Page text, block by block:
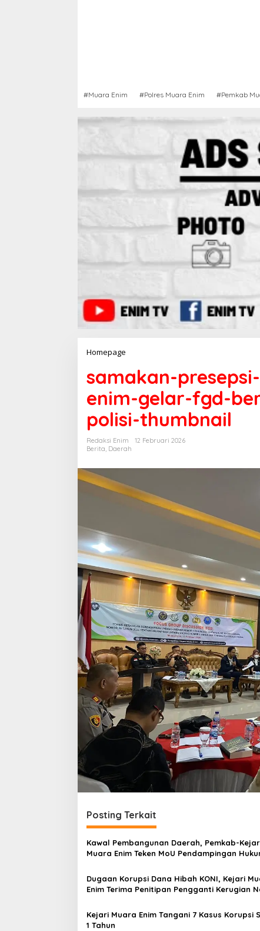
#Muara Enim #Polres Muara Enim #Pemkab
Homepage
m
p
i
r
a
n
samakan-
enim-gelar-fgd-
polisi-thumbnail
Redaksi Enim
12 Februari 2026
Berita Daerah
Posting Terkait
Kawal Pembangunan Daerah, Pemkab-
Muara Enim Teken MoU Pendampingan
Dugaan Korupsi Dana Hibah KONI, Kejari
Enim Terima Penitipan Pengganti Kerugian
Kejari Muara Enim Tangani 7 Kasus Korupsi
1 Tahun